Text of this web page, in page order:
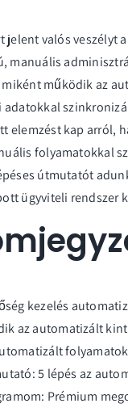
jelent valós veszélyt
manuális
működik az
elemzést kap arról,
folyamatokkal
útmutatót
ügyviteli rendszer
kezelés
az automatizált
5 lépés az
Prémium